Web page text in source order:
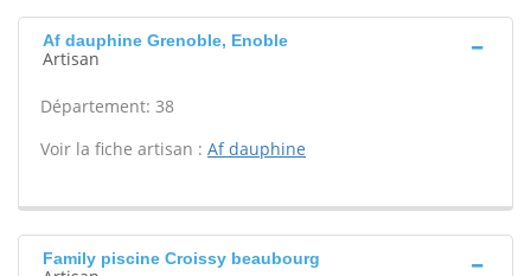
Af dauphine Grenoble, Enoble
Artisan
Département: 38
Voir la fiche artisan : Af dauphine
Family piscine Croissy beaubourg